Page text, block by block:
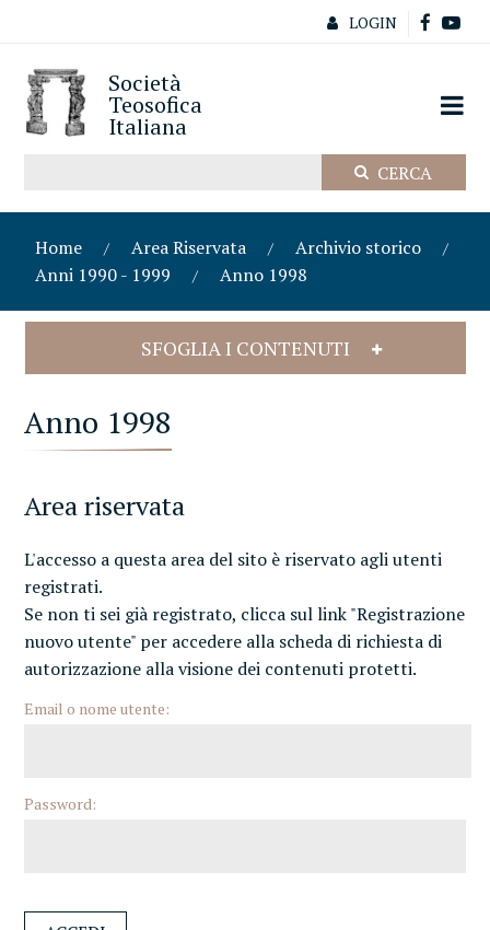
LOGIN
Società
Teosofica
Italiana
Home Area Riservata
Archivio storico
Anni 1990 - 1999
Anno 1998
SFOGLIA I CONTENUTI
Anno 1998
Area riservata
L'accesso a questa area del sito è riservato agli utenti
registrati.
Se non ti sei già registrato, clicca sul link "Registrazione
nuovo utente" per accedere alla scheda di richiesta di
autorizzazione alla visione dei contenuti protetti.
Email o nome utente:
Password: